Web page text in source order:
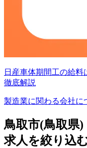
日産車体期間工の給
徹底解説
製造業に関わる会社に
鳥取市(鳥取県
求人を絞り込